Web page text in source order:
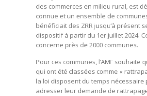
des commerces en milieu rural, est
connue et un ensemble de
bénéficiait des ZRR jusqu’à présent
dispositif à partir du 1er juillet 2024.
concerne près de 2000 communes.
Pour ces communes, l’AMF souhaite
qui ont été classées comme «
la loi disposent du temps nécessaire
adresser leur demande de